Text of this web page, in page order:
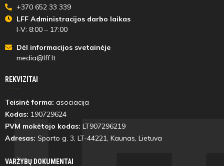
+370 652 33 339
LFF Administracijos darbo laikas
I-V: 8:00 – 17:00
Dėl informacijos svetainėje
media@lff.lt
REKVIZITAI
Teisinė forma: asociacija
Kodas: 190729624
PVM mokėtojo kodas: LT907296219
Adresas: Sporto g. 3, LT-44221, Kaunas, Lietuva
VARŽYBŲ DOKUMENTAI